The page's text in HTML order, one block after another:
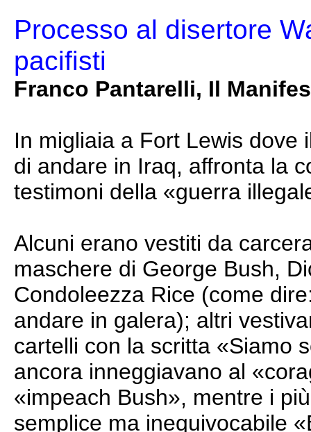
Processo al disertore
pacifisti
Franco Pantarelli, Il
In migliaia a Fort Lewis dove
di andare in Iraq, affronta la
testimoni della «guerra
Alcuni erano vestiti da
maschere di George Bush,
Condoleezza Rice (come
andare in galera); altri
cartelli con la scritta «Siamo
ancora inneggiavano al
«impeach Bush», mentre i
semplice ma inequivocabile